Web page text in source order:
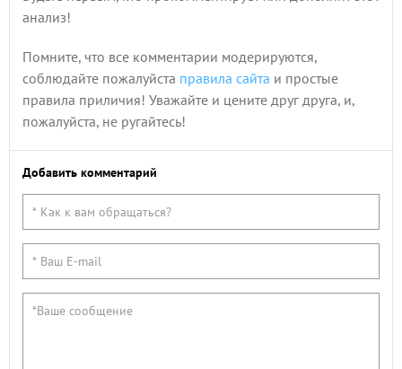
анализ!
Помните, что все комментарии модерируются,
соблюдайте пожалуйста правила сайта и простые
правила приличия! Уважайте и цените друг друга, и,
пожалуйста, не ругайтесь!
Добавить комментарий